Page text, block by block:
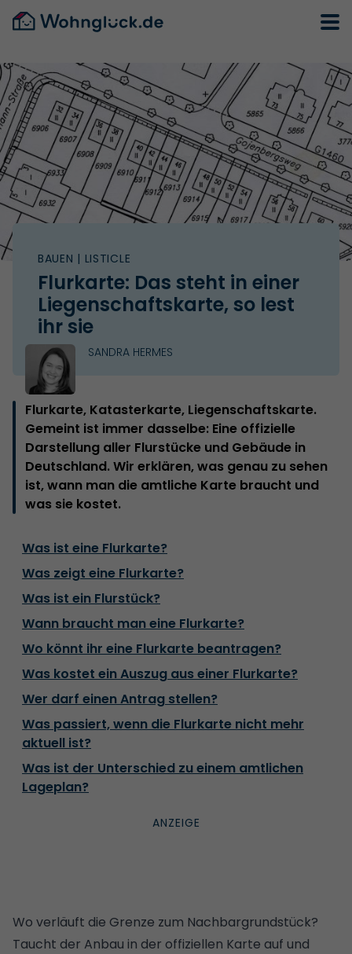
BAUEN | LISTICLE
Flurkarte: Das steht in einer
Liegenschaftskarte, so lest
ihr sie
SANDRA HERMES
Flurkarte, Katasterkarte, Liegenschaftskarte.
Gemeint ist immer dasselbe: Eine offizielle
Darstellung aller Flurstücke und Gebäude in
Deutschland. Wir erklären, was genau zu sehen
ist, wann man die amtliche Karte braucht und
was sie kostet.
Was ist eine Flurkarte?
Was zeigt eine Flurkarte?
Was ist ein Flurstück?
Wann braucht man eine Flurkarte?
Wo könnt ihr eine Flurkarte beantragen?
Was kostet ein Auszug aus einer Flurkarte?
Wer darf einen Antrag stellen?
Was passiert, wenn die Flurkarte nicht mehr
aktuell ist?
Was ist der Unterschied zu einem amtlichen
Lageplan?
Wo verläuft die Grenze zum Nachbargrundstück?
Taucht der Anbau in der offiziellen Karte auf und